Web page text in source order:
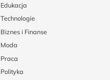
Edukacja
Technologie
Biznes i Finanse
Moda
Praca
Polityka